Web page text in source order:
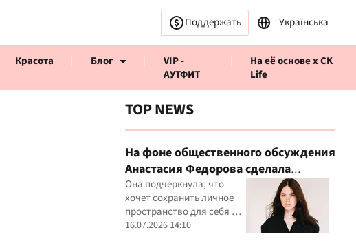
Поддержать Українська
Красота Блог
VIP -
АУТФИТ
На её основе x CK
Life
TOP NEWS
На фоне общественного обсуждения
Анастасия Федорова сделала
публичное заявление
Она подчеркнула, что
хочет сохранить личное
пространство для себя и
своего ребенка
16.07.2026 14:10